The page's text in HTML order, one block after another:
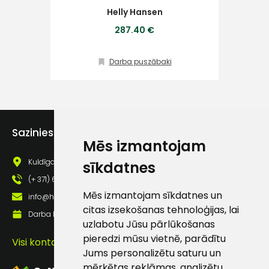
Mēs izmantojam
sīkdatnes
Mēs izmantojam sīkdatnes un
citas izsekošanas tehnoloģijas, lai
uzlabotu Jūsu pārlūkošanas
pieredzi mūsu vietnē, parādītu
Jums personalizētu saturu un
Helly Hansen
287.40 €
Darba puszābaki
Sazinies ar mums
Kuldīgas iela 69a, Saldus, Saldus nov., LV - 3801
(+ 371) 63 881 186
info@hards.lv
Darba laiks: Darbadienās: 8:00 - 17:00
Visi kontakti
Klientu
atbalsts
info@hards.lv